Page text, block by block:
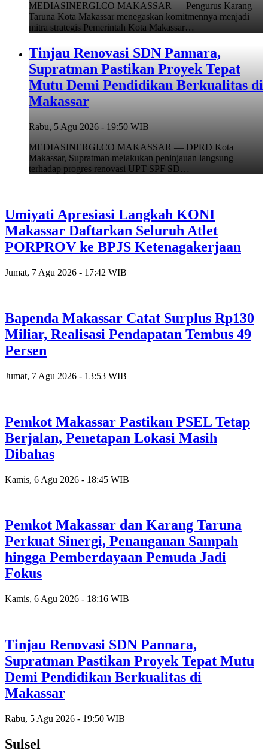
MEDIASINERGI.CO MAKASSAR — Pengurus Karang
Taruna Kota Makassar menegaskan komitmennya menjadi
mitra strategis Pemerintah Kota Makassar…
Tinjau Renovasi SDN Pannara,
Supratman Pastikan Proyek Tepat
Mutu Demi Pendidikan Berkualitas di
Makassar
Rabu, 5 Agu 2026 - 19:50 WIB
MEDIASINERGI.CO MAKASSAR — DPRD Kota
Makassar, Supratman melakukan peninjauan langsung
terhadap progres renovasi UPT SPF SD…
Umiyati Apresiasi Langkah KONI
Makassar Daftarkan Seluruh Atlet
PORPROV ke BPJS Ketenagakerjaan
Jumat, 7 Agu 2026 - 17:42 WIB
Bapenda Makassar Catat Surplus Rp130
Miliar, Realisasi Pendapatan Tembus 49
Persen
Jumat, 7 Agu 2026 - 13:53 WIB
Pemkot Makassar Pastikan PSEL Tetap
Berjalan, Penetapan Lokasi Masih
Dibahas
Kamis, 6 Agu 2026 - 18:45 WIB
Pemkot Makassar dan Karang Taruna
Perkuat Sinergi, Penanganan Sampah
hingga Pemberdayaan Pemuda Jadi
Fokus
Kamis, 6 Agu 2026 - 18:16 WIB
Tinjau Renovasi SDN Pannara,
Supratman Pastikan Proyek Tepat Mutu
Demi Pendidikan Berkualitas di
Makassar
Rabu, 5 Agu 2026 - 19:50 WIB
Sulsel